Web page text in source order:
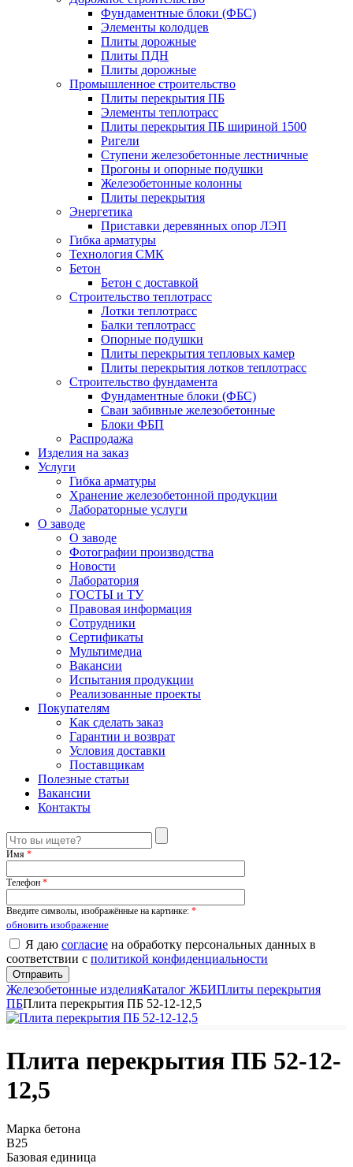
Фундаментные блоки (ФБС)
Элементы колодцев
Плиты дорожные
Плиты ПДН
Плиты дорожные
Промышленное строительство
Плиты перекрытия ПБ
Элементы теплотрасс
Плиты перекрытия ПБ шириной 1500
Ригели
Ступени железобетонные лестничные
Прогоны и опорные подушки
Железобетонные колонны
Плиты перекрытия
Энергетика
Приставки деревянных опор ЛЭП
Гибка арматуры
Технология СМК
Бетон
Бетон с доставкой
Строительство теплотрасс
Лотки теплотрасс
Балки теплотрасс
Опорные подушки
Плиты перекрытия тепловых камер
Плиты перекрытия лотков теплотрасс
Строительство фундамента
Фундаментные блоки (ФБС)
Сваи забивные железобетонные
Блоки ФБП
Распродажа
Изделия на заказ
Услуги
Гибка арматуры
Хранение железобетонной продукции
Лабораторные услуги
О заводе
О заводе
Фотографии производства
Новости
Лаборатория
ГОСТЫ и ТУ
Правовая информация
Сотрудники
Сертификаты
Мультимедиа
Вакансии
Испытания продукции
Реализованные проекты
Покупателям
Как сделать заказ
Гарантии и возврат
Условия доставки
Поставщикам
Полезные статьи
Вакансии
Контакты
Имя *
Телефон *
Введите символы, изображённые на картинке: *
обновить изображение
Я даю согласие на обработку персональных данных в
соответствии с политикой конфиденциальности
Железобетонные изделияКаталог ЖБИПлиты перекрытия
ПБПлита перекрытия ПБ 52-12-12,5
Плита перекрытия ПБ 52-12-
12,5
Марка бетона
B25
Базовая единица